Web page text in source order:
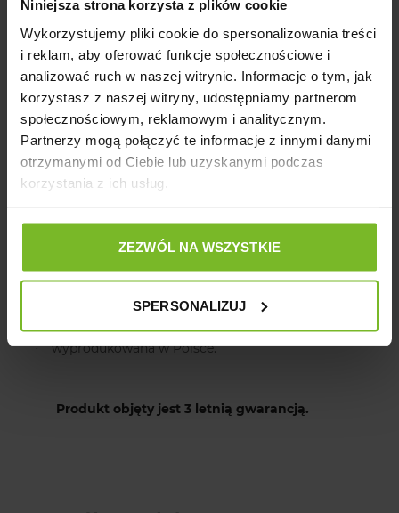
Niniejsza strona korzysta z plików cookie
Wykorzystujemy pliki cookie do spersonalizowania treści
i reklam, aby oferować funkcje społecznościowe i
analizować ruch w naszej witrynie. Informacje o tym, jak
korzystasz z naszej witryny, udostępniamy partnerom
społecznościowym, reklamowym i analitycznym.
Partnerzy mogą połączyć te informacje z innymi danymi
otrzymanymi od Ciebie lub uzyskanymi podczas
korzystania z ich usług.
ZEZWÓL NA WSZYSTKIE
SPERSONALIZUJ
barwna kolorystyka;
· regulowana długość do 400 cm;
· możliwość użycia smyczy na 8 sposobów;
· miękka taśma;
· mocne karabińczyki;
· możliwość wyprowadzenia dwóch psów naraz;
· dobrze leży w dłoni;
łatwa w czyszczeniu;
możliwość prania;
wykonana z wysokiej jakości materiałów;
· wyprodukowana w Polsce.
Produkt objęty jest 3 letnią gwarancją.